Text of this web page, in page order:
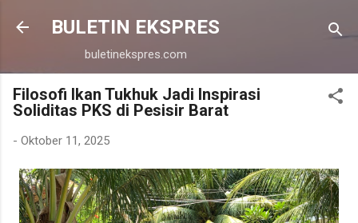
Langsung ke konten utama
BULETIN EKSPRES
buletinekspres.com
Filosofi Ikan Tukhuk Jadi Inspirasi
Soliditas PKS di Pesisir Barat
- Oktober 11, 2025